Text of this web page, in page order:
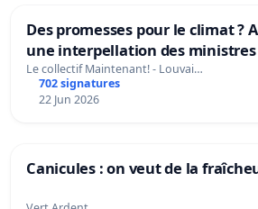
Des promesses pour le climat ?
une interpellation des
climat et de l’environnement.
Le collectif Maintenant! - Louvai…
702 signatures
22 Jun 2026
Canicules : on veut de la